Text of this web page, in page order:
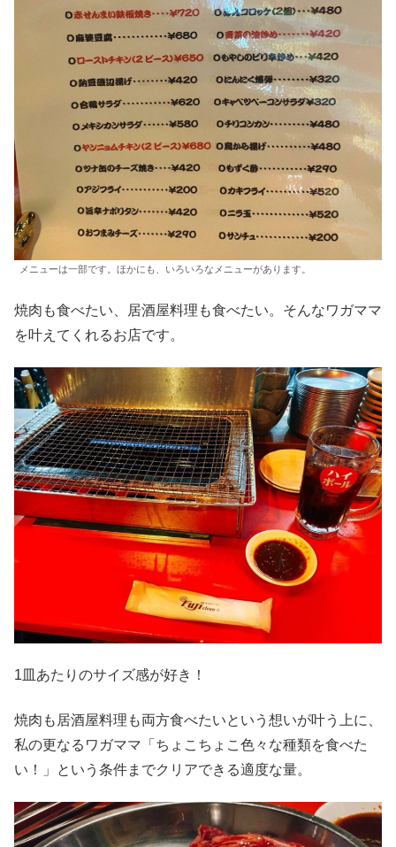
メニューは一部です。ほかにも、いろいろなメニューがあります。
焼肉も食べたい、居酒屋料理も食べたい。そんなワガママ
を叶えてくれるお店です。
1皿あたりのサイズ感が好き！
焼肉も居酒屋料理も両方食べたいという想いが叶う上に、
私の更なるワガママ「ちょこちょこ色々な種類を食べた
い！」という条件までクリアできる適度な量。